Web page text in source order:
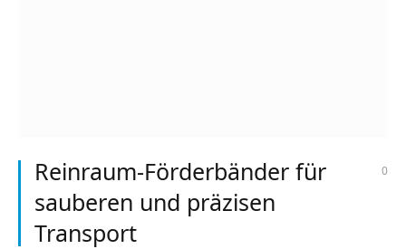
Reinraum-Förderbänder für
sauberen und präzisen
Transport
0